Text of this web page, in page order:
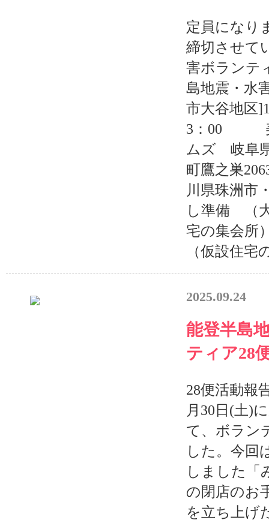
定員になり
締切させて
害ボラン
島地震・水
市大谷地区
3：00 美
ムズ 岐阜
町鷹之巣
川県珠洲市
し準備 （
宅の集会
（仮設住宅
2025.09.24
能登半島
ティア28
28便活動報
月30日(土)
て、ボラン
した。今回
しました「
の閉店のお
を立ち上げ